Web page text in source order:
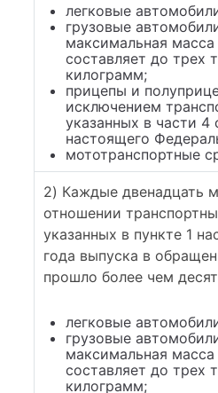
легковые
грузовые
максимальная
составляет до трех
килограмм;
прицепы и
исключением
указанных в части 4
настоящего
мототранспортные
2) Каждые двенадцать
отношении
указанных в пункте 1
года выпуска в
прошло более чем
легковые
грузовые
максимальная
составляет до трех
килограмм;